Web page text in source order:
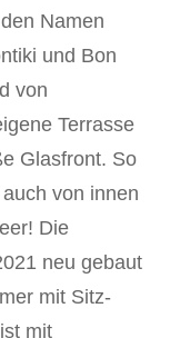
Namen
und Bon
von
Terrasse
Glasfront. So
von innen
Die
neu gebaut
mit Sitz-
mit